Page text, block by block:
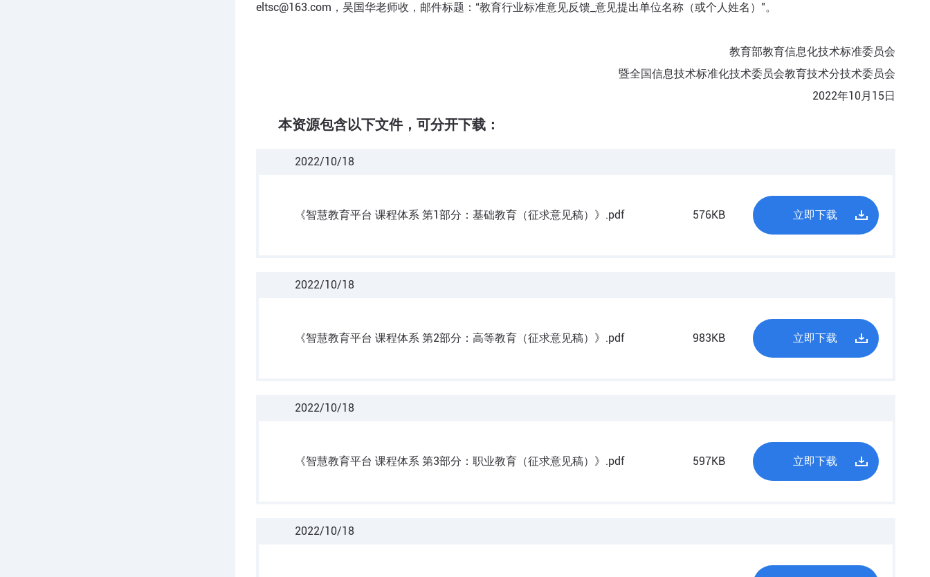
eltsc@163.com，吴国华老师收，邮件标题：“教育行业标准意见反馈_意见提出单位名称（或个人姓名）”。
教育部教育信息化技术标准委员会
暨全国信息技术标准化技术委员会教育技术分技术委员会
2022年10月15日
本资源包含以下文件，可分开下载：
2022/10/18
《智慧教育平台 课程体系 第1部分：基础教育（征求意见稿）》.pdf 576KB 立即下载
2022/10/18
《智慧教育平台 课程体系 第2部分：高等教育（征求意见稿）》.pdf 983KB 立即下载
2022/10/18
《智慧教育平台 课程体系 第3部分：职业教育（征求意见稿）》.pdf 597KB 立即下载
2022/10/18